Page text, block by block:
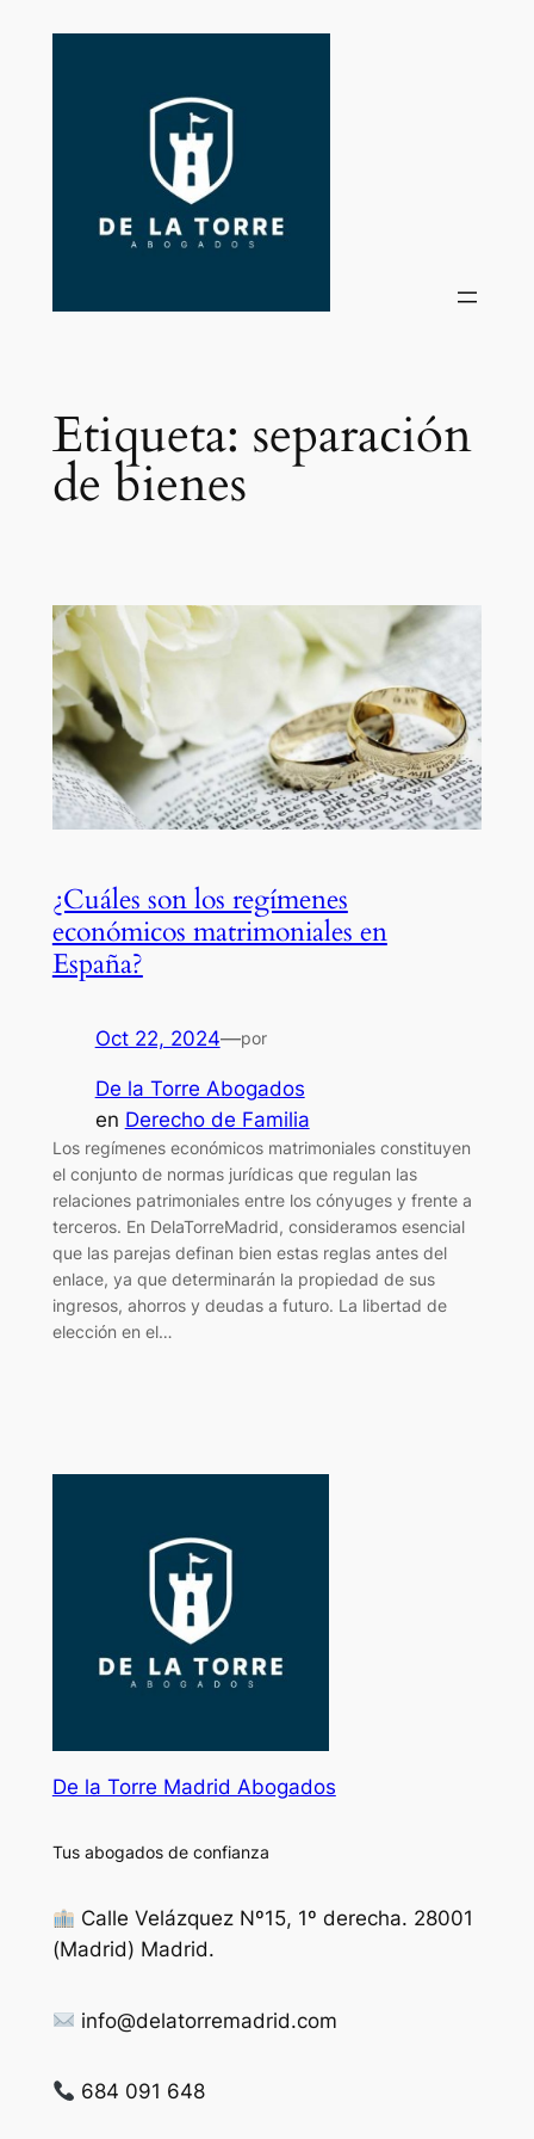
Etiqueta: separación
de bienes
¿Cuáles son los regímenes
económicos matrimoniales en
España?
Oct 22, 2024—por
De la Torre Abogados
en Derecho de Familia
Los regímenes económicos matrimoniales constituyen
el conjunto de normas jurídicas que regulan las
relaciones patrimoniales entre los cónyuges y frente a
terceros. En DelaTorreMadrid, consideramos esencial
que las parejas definan bien estas reglas antes del
enlace, ya que determinarán la propiedad de sus
ingresos, ahorros y deudas a futuro. La libertad de
elección en el…
De la Torre Madrid Abogados
Tus abogados de confianza
Calle Velázquez Nº15, 1º derecha. 28001
(Madrid) Madrid.
info@delatorremadrid.com
684 091 648